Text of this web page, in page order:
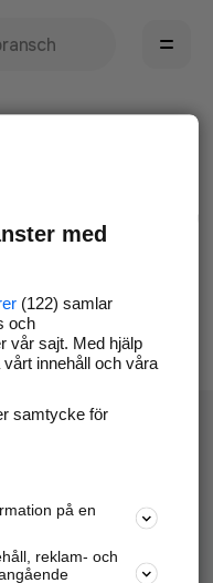
kan avhjälpa det.
och försök igen
mm.
med
(122) samlar
och
vår sajt. Med hjälp
innehåll och våra
samtycke för
på en
reklam- och